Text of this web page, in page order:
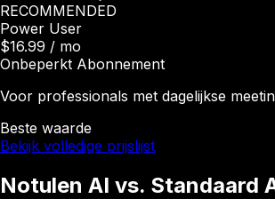
RECOMMENDED
Power User
$16.99 / mo
Onbeperkt Abonnement
Voor professionals met dagelijkse
Beste waarde
Bekijk volledige prijslijst
Notulen AI vs. Standaard